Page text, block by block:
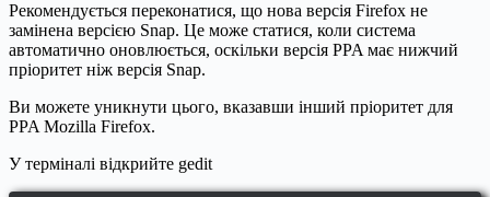
Рекомендується переконатися, що нова версія Firefox не
замінена версією Snap. Це може статися, коли система
автоматично оновлюється, оскільки версія PPA має нижчий
пріоритет ніж версія Snap.
Ви можете уникнути цього, вказавши інший пріоритет для
PPA Mozilla Firefox.
У терміналі відкрийте gedit